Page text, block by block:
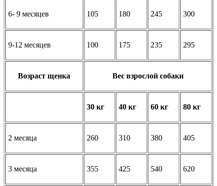
6- 9 месяцев 105 180 245 300
9-12 месяцев 100 175 235 295
Возраст щенка Вес взрослой собаки
30 кг 40 кг 60 кг 80 кг
2 месяца 260 310 380 405
3 месяца 355 425 540 620